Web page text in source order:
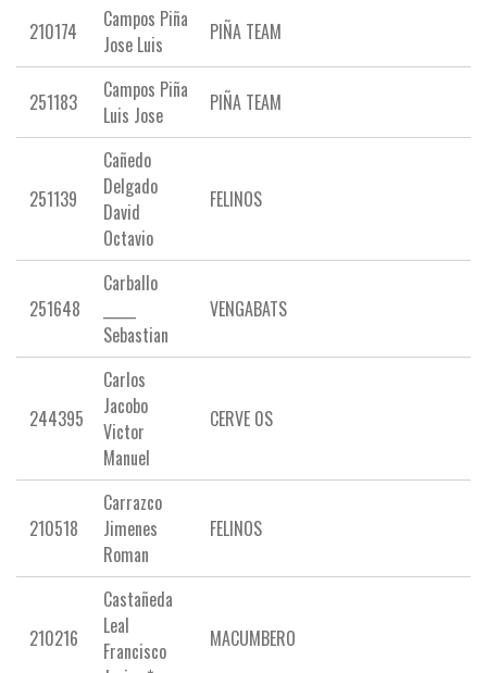
210174
Campos Piña
Jose Luis
PIÑA TEAM
251183
Campos Piña
Luis Jose
PIÑA TEAM
251139
Cañedo
Delgado
David
Octavio
FELINOS
251648
Carballo
Sebastian
VENGABATS
244395
Carlos
Jacobo
Victor
Manuel
CERVE 0S
210518
Carrazco
Jimenes
Roman
FELINOS
210216
Castañeda
Leal
Francisco
MACUMBERO